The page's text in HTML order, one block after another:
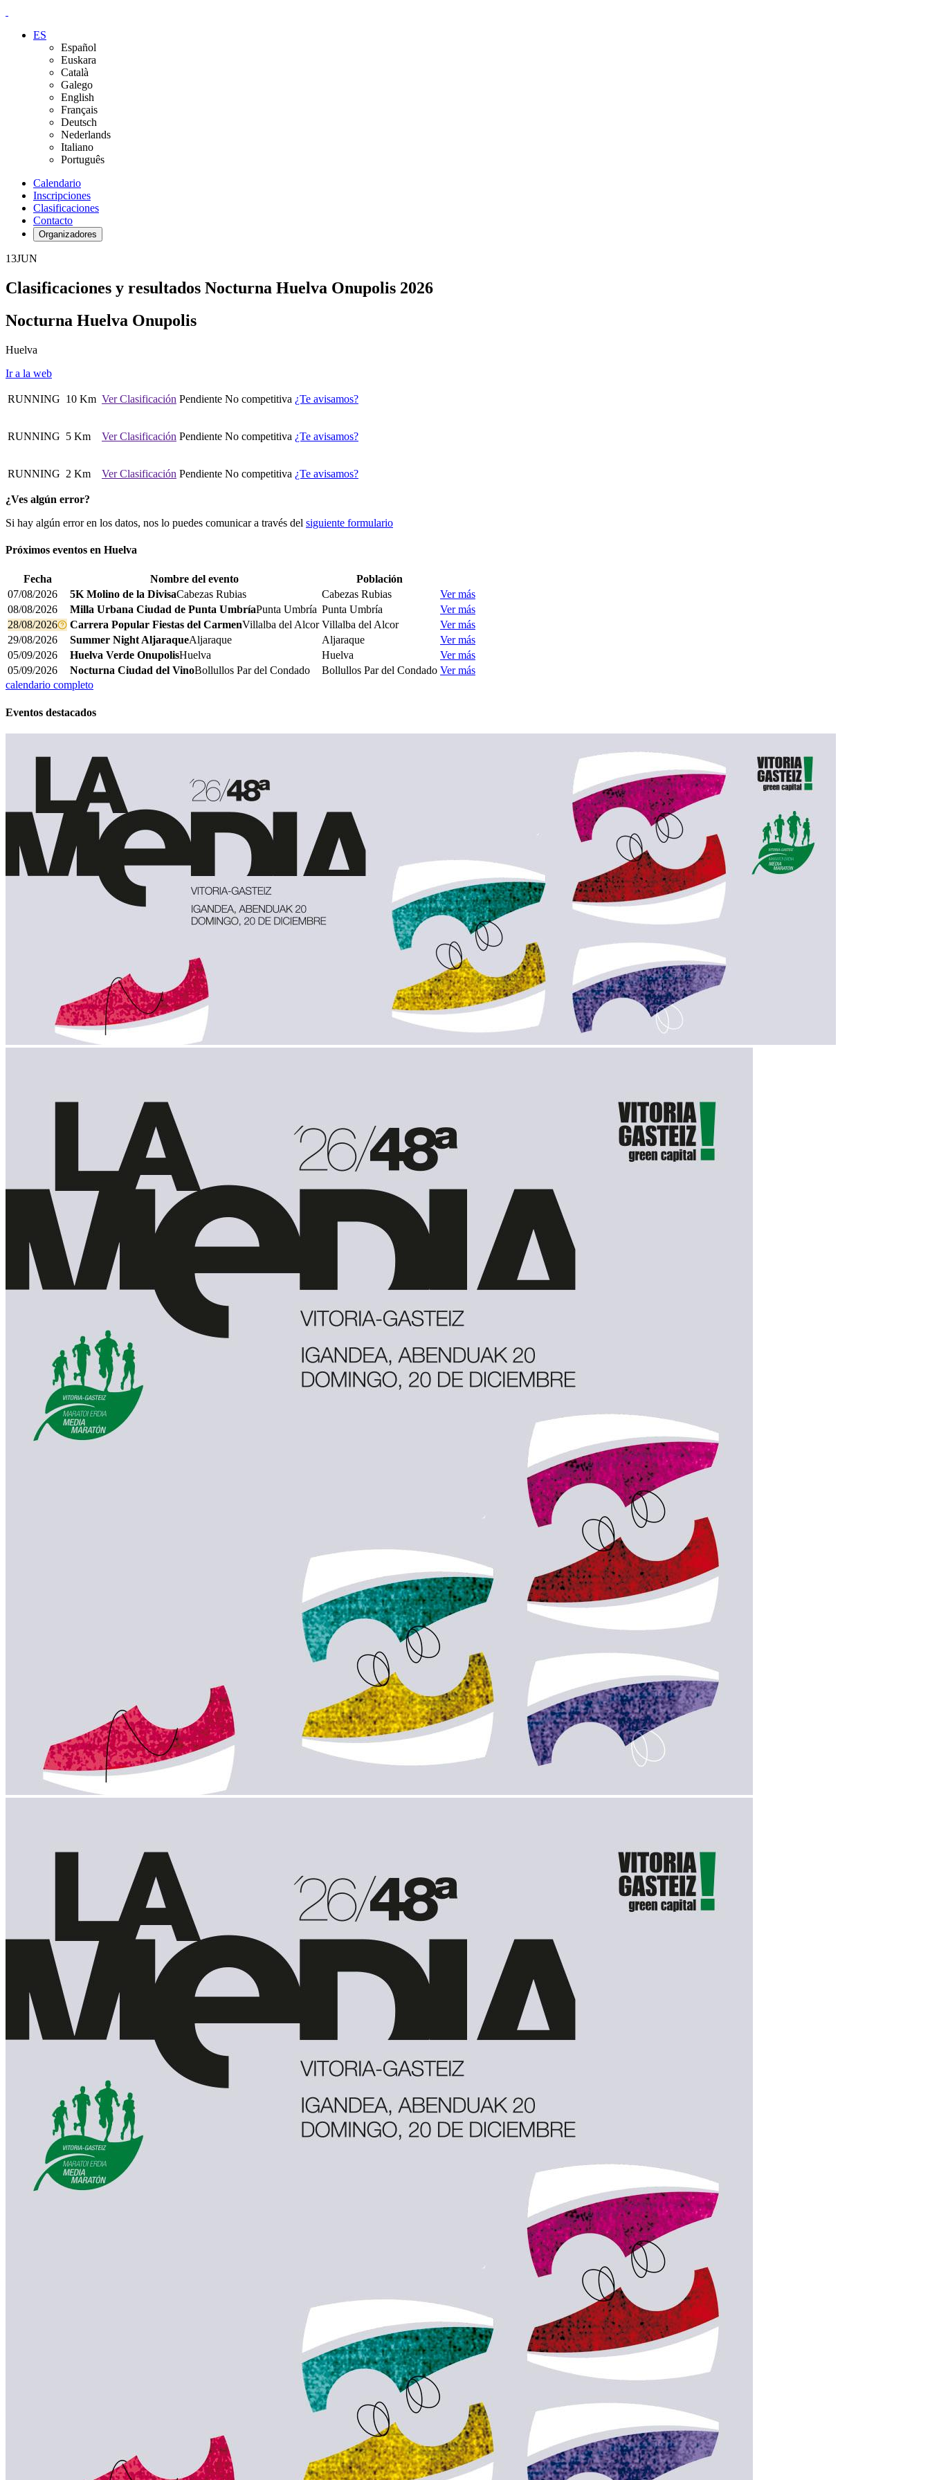
ES
Español
Euskara
Català
Galego
English
Français
Deutsch
Nederlands
Italiano
Português
Calendario
Inscripciones
Clasificaciones
Contacto
Organizadores
13JUN
Clasificaciones y resultados Nocturna Huelva Onupolis 2026
Nocturna Huelva Onupolis
Huelva
Ir a la web
RUNNING 10 Km Ver Clasificación Pendiente No competitiva ¿Te avisamos?
RUNNING 5 Km Ver Clasificación Pendiente No competitiva ¿Te avisamos?
RUNNING 2 Km Ver Clasificación Pendiente No competitiva ¿Te avisamos?
¿Ves algún error?
Si hay algún error en los datos, nos lo puedes comunicar a través del siguiente formulario
Próximos eventos en Huelva
Fecha Nombre del evento
Población
07/08/2026
5K Molino de la DivisaCabezas Rubias Cabezas Rubias
Ver más
08/08/2026
Milla Urbana Ciudad de Punta UmbríaPunta Umbría Punta Umbría
Ver más
28/08/2026
Carrera Popular Fiestas del CarmenVillalba del Alcor Villalba del Alcor
Ver más
29/08/2026
Summer Night AljaraqueAljaraque Aljaraque
Ver más
05/09/2026
Huelva Verde OnupolisHuelva Huelva
Ver más
05/09/2026
Nocturna Ciudad del VinoBollullos Par del Condado Bollullos Par del Condado Ver más
calendario completo
Eventos destacados